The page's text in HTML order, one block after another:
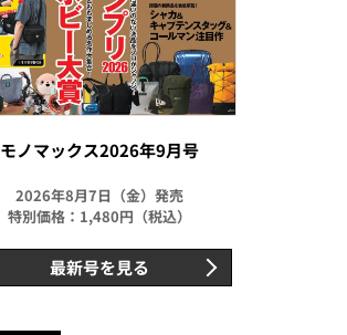
モノマックス2026年9月号
2026年8月7日（金）発売
特別価格：1,480円（税込）
最新号を見る